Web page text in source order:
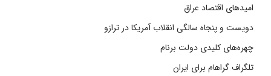
امیدهای اقتصاد عراق
دویست و پنجاه سالگی انقلاب آمریکا در ترازو
چهره‌های کلیدی دولت برنام
تلگراف گراهام برای ایران